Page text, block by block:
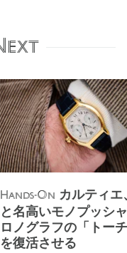
Hands-On カルティエ
と名高いモノプッシ
ロノグラフの「トー
を復活させる